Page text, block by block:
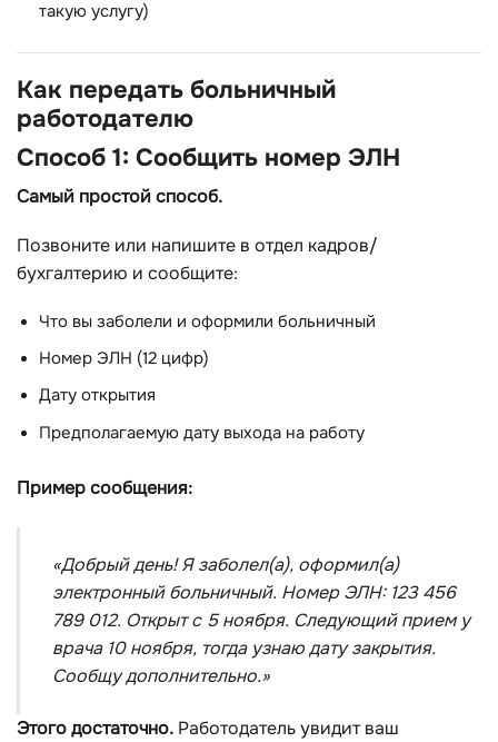
такую услугу)
Как передать больничный
работодателю
Способ 1: Сообщить номер ЭЛН
Самый простой способ.
Позвоните или напишите в отдел кадров/
бухгалтерию и сообщите:
Что вы заболели и оформили больничный
Номер ЭЛН (12 цифр)
Дату открытия
Предполагаемую дату выхода на работу
Пример сообщения:
«Добрый день! Я заболел(а), оформил(а)
электронный больничный. Номер ЭЛН: 123 456
789 012. Открыт с 5 ноября. Следующий прием у
врача 10 ноября, тогда узнаю дату закрытия.
Сообщу дополнительно.»
Этого достаточно. Работодатель увидит ваш